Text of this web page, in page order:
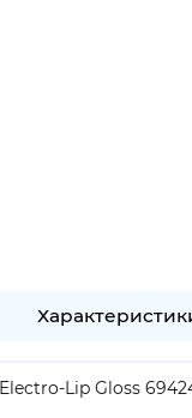
Lip Gloss